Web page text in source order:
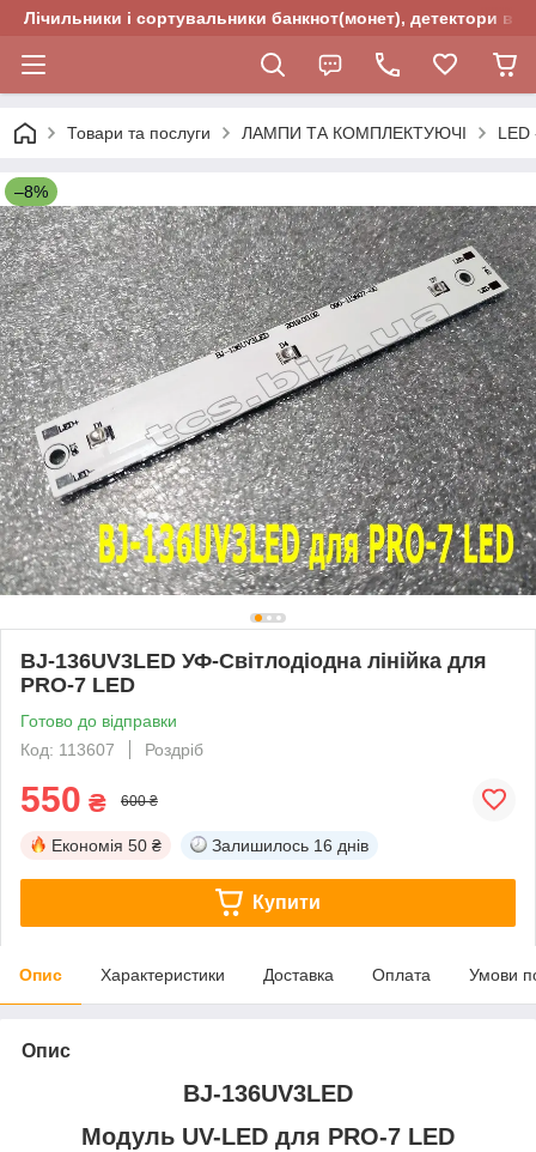
Лічильники і сортувальники банкнот(монет), детектори
Товари та послуги ЛАМПИ ТА КОМПЛЕКТУЮЧІ LED
–8%
BJ-136UV3LED УФ-Світлодіодна лінійка для
PRO-7 LED
Готово до відправки
Код: 113607
Роздріб
550 ₴ 600 ₴
Економія 50 ₴ Залишилось 16 днів
Купити
Опис Характеристики Доставка Оплата Умови
Опис
BJ-136UV3LED
Модуль UV-LED для PRO-7 LED